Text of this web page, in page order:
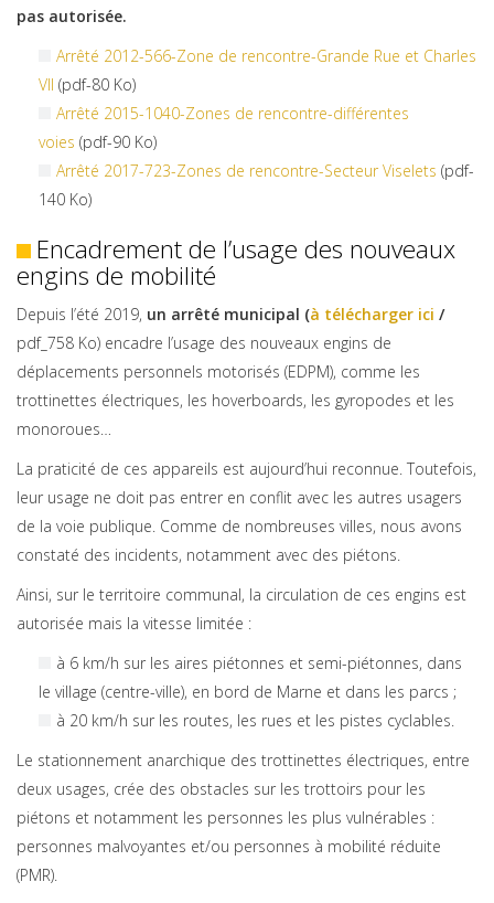
pas autorisée.
Arrêté 2012-566-Zone de rencontre-Grande Rue et Charles
VII (pdf-80 Ko)
Arrêté 2015-1040-Zones de rencontre-différentes
voies (pdf-90 Ko)
Arrêté 2017-723-Zones de rencontre-Secteur Viselets (pdf-
140 Ko)
Encadrement de l’usage des nouveaux
engins de mobilité
Depuis l’été 2019, un arrêté municipal (à télécharger ici /
pdf_758 Ko) encadre l’usage des nouveaux engins de
déplacements personnels motorisés (EDPM), comme les
trottinettes électriques, les hoverboards, les gyropodes et les
monoroues…
La praticité de ces appareils est aujourd’hui reconnue. Toutefois,
leur usage ne doit pas entrer en conflit avec les autres usagers
de la voie publique. Comme de nombreuses villes, nous avons
constaté des incidents, notamment avec des piétons.
Ainsi, sur le territoire communal, la circulation de ces engins est
autorisée mais la vitesse limitée :
à 6 km/h sur les aires piétonnes et semi-piétonnes, dans
le village (centre-ville), en bord de Marne et dans les parcs ;
à 20 km/h sur les routes, les rues et les pistes cyclables.
Le stationnement anarchique des trottinettes électriques, entre
deux usages, crée des obstacles sur les trottoirs pour les
piétons et notamment les personnes les plus vulnérables :
personnes malvoyantes et/ou personnes à mobilité réduite
(PMR).